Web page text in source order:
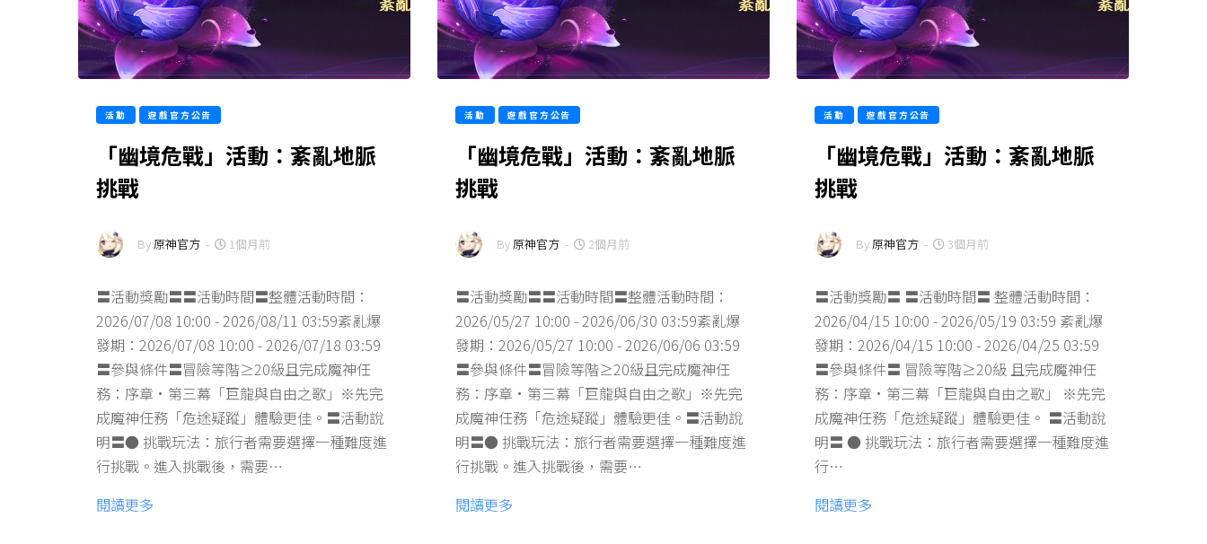
活動 遊戲官方公告
「幽境危戰」活動：紊亂地脈
挑戰
By原神官方 - 1個月前
〓活動獎勵〓〓活動時間〓整體活動時間：
2026/07/08 10:00 - 2026/08/11 03:59紊亂爆
發期：2026/07/08 10:00 - 2026/07/18 03:59
〓參與條件〓冒險等階≥20級且完成魔神任
務：序章·第三幕「巨龍與自由之歌」※先完
成魔神任務「危途疑蹤」體驗更佳。〓活動說
明〓● 挑戰玩法：旅行者需要選擇一種難度進
行挑戰。進入挑戰後，需要…
閱讀更多
活動 遊戲官方公告
「幽境危戰」活動：紊亂地脈
挑戰
By原神官方 - 2個月前
〓活動獎勵〓〓活動時間〓整體活動時間：
2026/05/27 10:00 - 2026/06/30 03:59紊亂爆
發期：2026/05/27 10:00 - 2026/06/06 03:59
〓參與條件〓冒險等階≥20級且完成魔神任
務：序章·第三幕「巨龍與自由之歌」※先完
成魔神任務「危途疑蹤」體驗更佳。〓活動說
明〓● 挑戰玩法：旅行者需要選擇一種難度進
行挑戰。進入挑戰後，需要…
閱讀更多
活動 遊戲官方公告
「幽境危戰」活動：紊亂地脈
挑戰
By原神官方 - 3個月前
〓活動獎勵〓 〓活動時間〓 整體活動時間：
2026/04/15 10:00 - 2026/05/19 03:59 紊亂爆
發期：2026/04/15 10:00 - 2026/04/25 03:59
〓參與條件〓 冒險等階≥20級 且完成魔神任
務：序章·第三幕「巨龍與自由之歌」 ※先完
成魔神任務「危途疑蹤」體驗更佳。 〓活動說
明〓 ● 挑戰玩法：旅行者需要選擇一種難度進
行…
閱讀更多